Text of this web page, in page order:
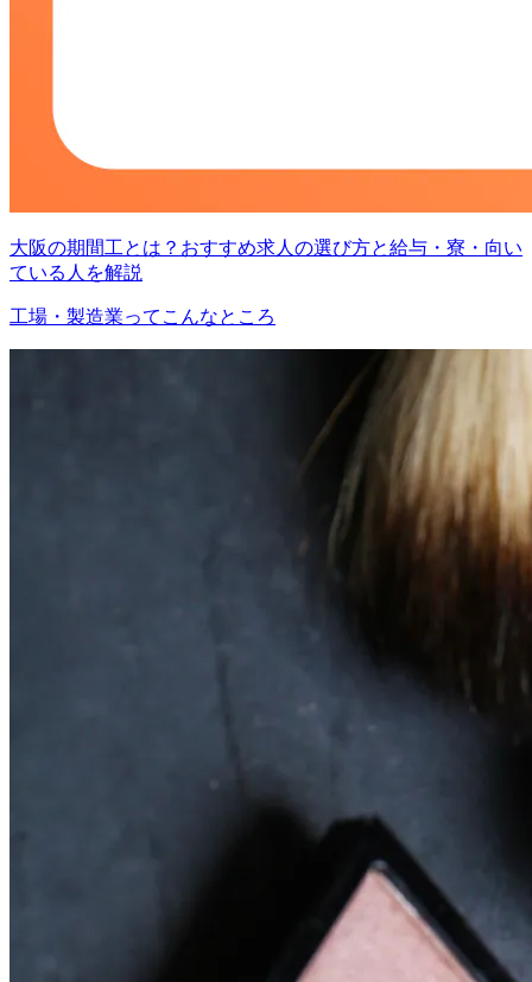
大阪の期間工とは？おすすめ求人の選び方と給与・寮・向い
ている人を解説
工場・製造業ってこんなところ